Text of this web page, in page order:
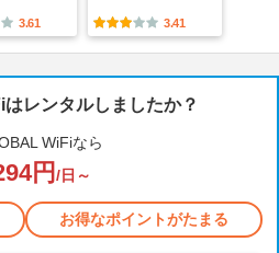
3.61 3.41
レンタルしましたか？
WiFiなら
円 /日～
お得なポイントがたまる